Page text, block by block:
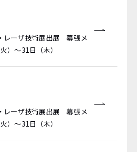
ーザ技術展出展 幕張メ
）～31日（木）
ーザ技術展出展 幕張メ
）～31日（木）